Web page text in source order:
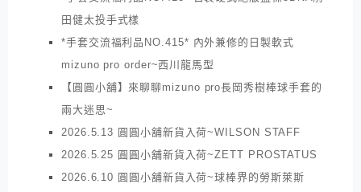
田健太投手式樣
*手套交流福利品NO.415* 內外兼修的日製軟式
mizuno pro order~西川龍馬型
【圓圓小舖】來聊聊mizuno pro長岡秀樹棒球手套的
兩大迷思~
2026.5.13 圓圓小舖新貨入荷~WILSON STAFF
2026.5.25 圓圓小舖新貨入荷~ZETT PROSTATUS
2026.6.10 圓圓小舖新貨入荷~球棒界的勞斯萊斯